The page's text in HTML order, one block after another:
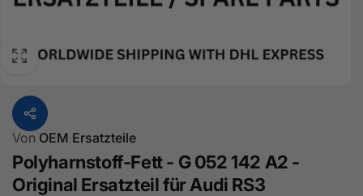
Von OEM Ersatzteile
Polyharnstoff-Fett - G 052 142 A2 -
Original Ersatzteil für Audi RS3